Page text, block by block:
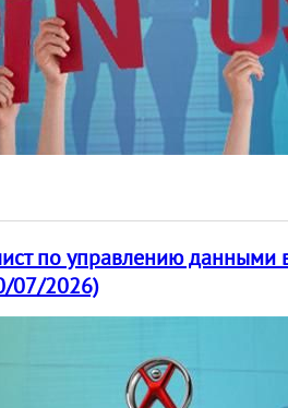
по управлению данными
07/2026)